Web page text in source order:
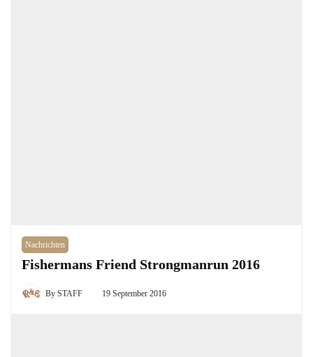
Nachrichten
Fishermans Friend Strongmanrun 2016
By STAFF 19 September 2016